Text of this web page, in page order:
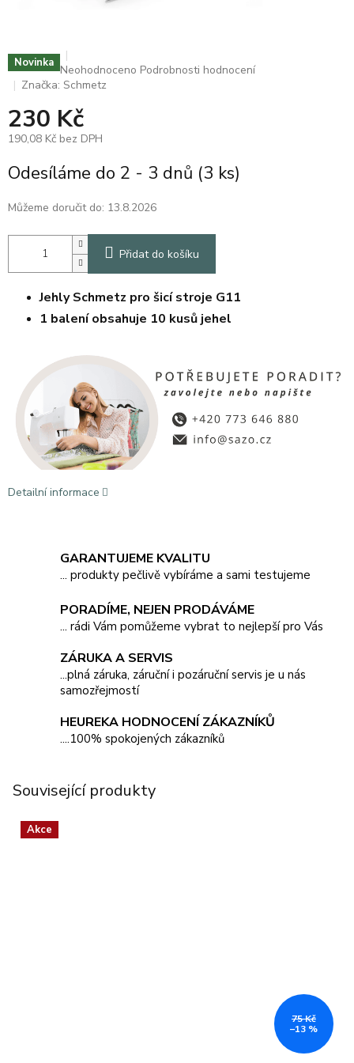
Novinka Průměrné
hodnocení
je
0,0
z
hvězdiček.
Neohodnoceno Podrobnosti hodnocení
Značka: Schmetz
230 Kč
190,08 Kč bez DPH
cena:
Odesíláme do 2 - 3 dnů (3 ks)
Můžeme doručit do: 13.8.2026
Přidat do košíku
Jehly Schmetz pro šicí stroje G11
1 balení obsahuje 10 kusů jehel
Detailní informace
GARANTUJEME KVALITU
... produkty pečlivě vybíráme a sami testujeme
PORADÍME, NEJEN PRODÁVÁME
... rádi Vám pomůžeme vybrat to nejlepší pro Vás
ZÁRUKA A SERVIS
...plná záruka, záruční i pozáruční servis je u nás
samozřejmostí
HEUREKA HODNOCENÍ ZÁKAZNÍKŮ
....100% spokojených zákazníků
Související produkty
Akce
75 Kč
–13 %